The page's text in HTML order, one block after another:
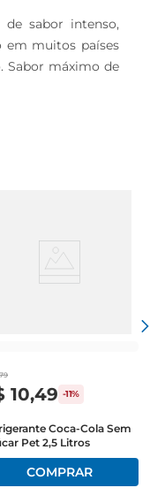
de sabor intenso,
em muitos países
Sabor máximo de
10,49 -11%
Coca-Cola Sem
Pet 2,5 Litros